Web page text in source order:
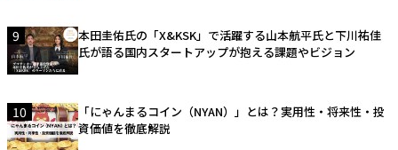
9
本田圭佑氏の「X&KSK」で活躍する山本航平氏と下川祐佳
氏が語る国内スタートアップが抱える課題やビジョン
10
「にゃんまるコイン（NYAN）」とは？実用性・将来性・投
資価値を徹底解説